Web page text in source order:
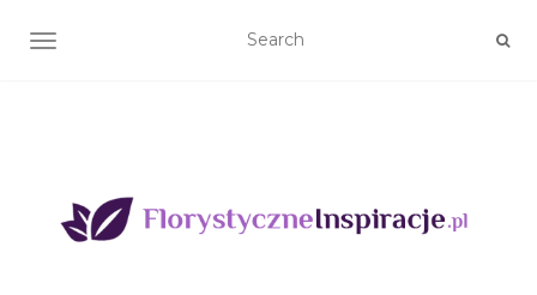
TOGGLE NAVIGATION